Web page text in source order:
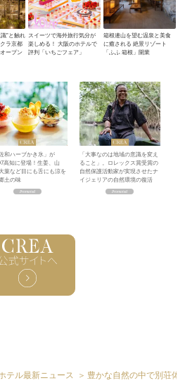
”と触れ
ラ京都
ープン
スイーツで海外旅行気分が
楽しめる！ 大阪のホテルで
評判「いちごフェア」
箱根連山を望む温泉と美食
に癒される 絶景リゾート
「ふふ 箱根」開業
佐和ハーブかき氷」が
高知に登場！生姜、山
葉など目にも舌にも涼を
土の味
「大事なのは地域の意識を変え
ること」。ロレックス賞受賞の
自然保護活動家が実現させたナ
イジェリアの自然環境の復活
テル最新ニュース 豊かな自然の中で別荘体